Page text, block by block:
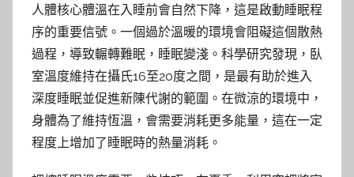
人體核心體溫在入睡前會自然下降，這是啟動睡眠程
序的重要信號。一個過於溫暖的環境會阻礙這個散熱
過程，導致輾轉難眠，睡眠變淺。科學研究發現，臥
室溫度維持在攝氏16至20度之間，是最有助於進入
深度睡眠並促進新陳代謝的範圍。在微涼的環境中，
身體為了維持恆溫，會需要消耗更多能量，這在一定
程度上增加了睡眠時的熱量消耗。